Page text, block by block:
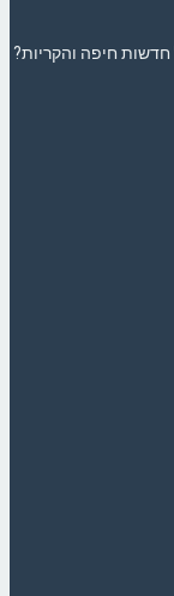
חדשות חיפה והקריות?